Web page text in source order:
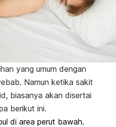
yang umum dengan
Namun ketika sakit
biasanya akan disertai
berikut ini.
di area perut bawah.